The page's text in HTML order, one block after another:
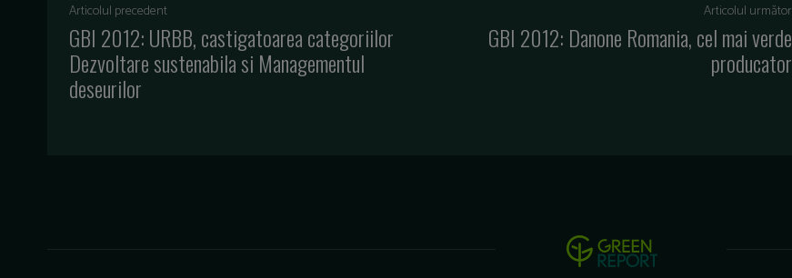
Articolul precedent
GBI 2012: URBB, castigatoarea categoriilor
Dezvoltare sustenabila si Managementul
deseurilor
Articolul următor
GBI 2012: Danone Romania, cel mai verde
producator